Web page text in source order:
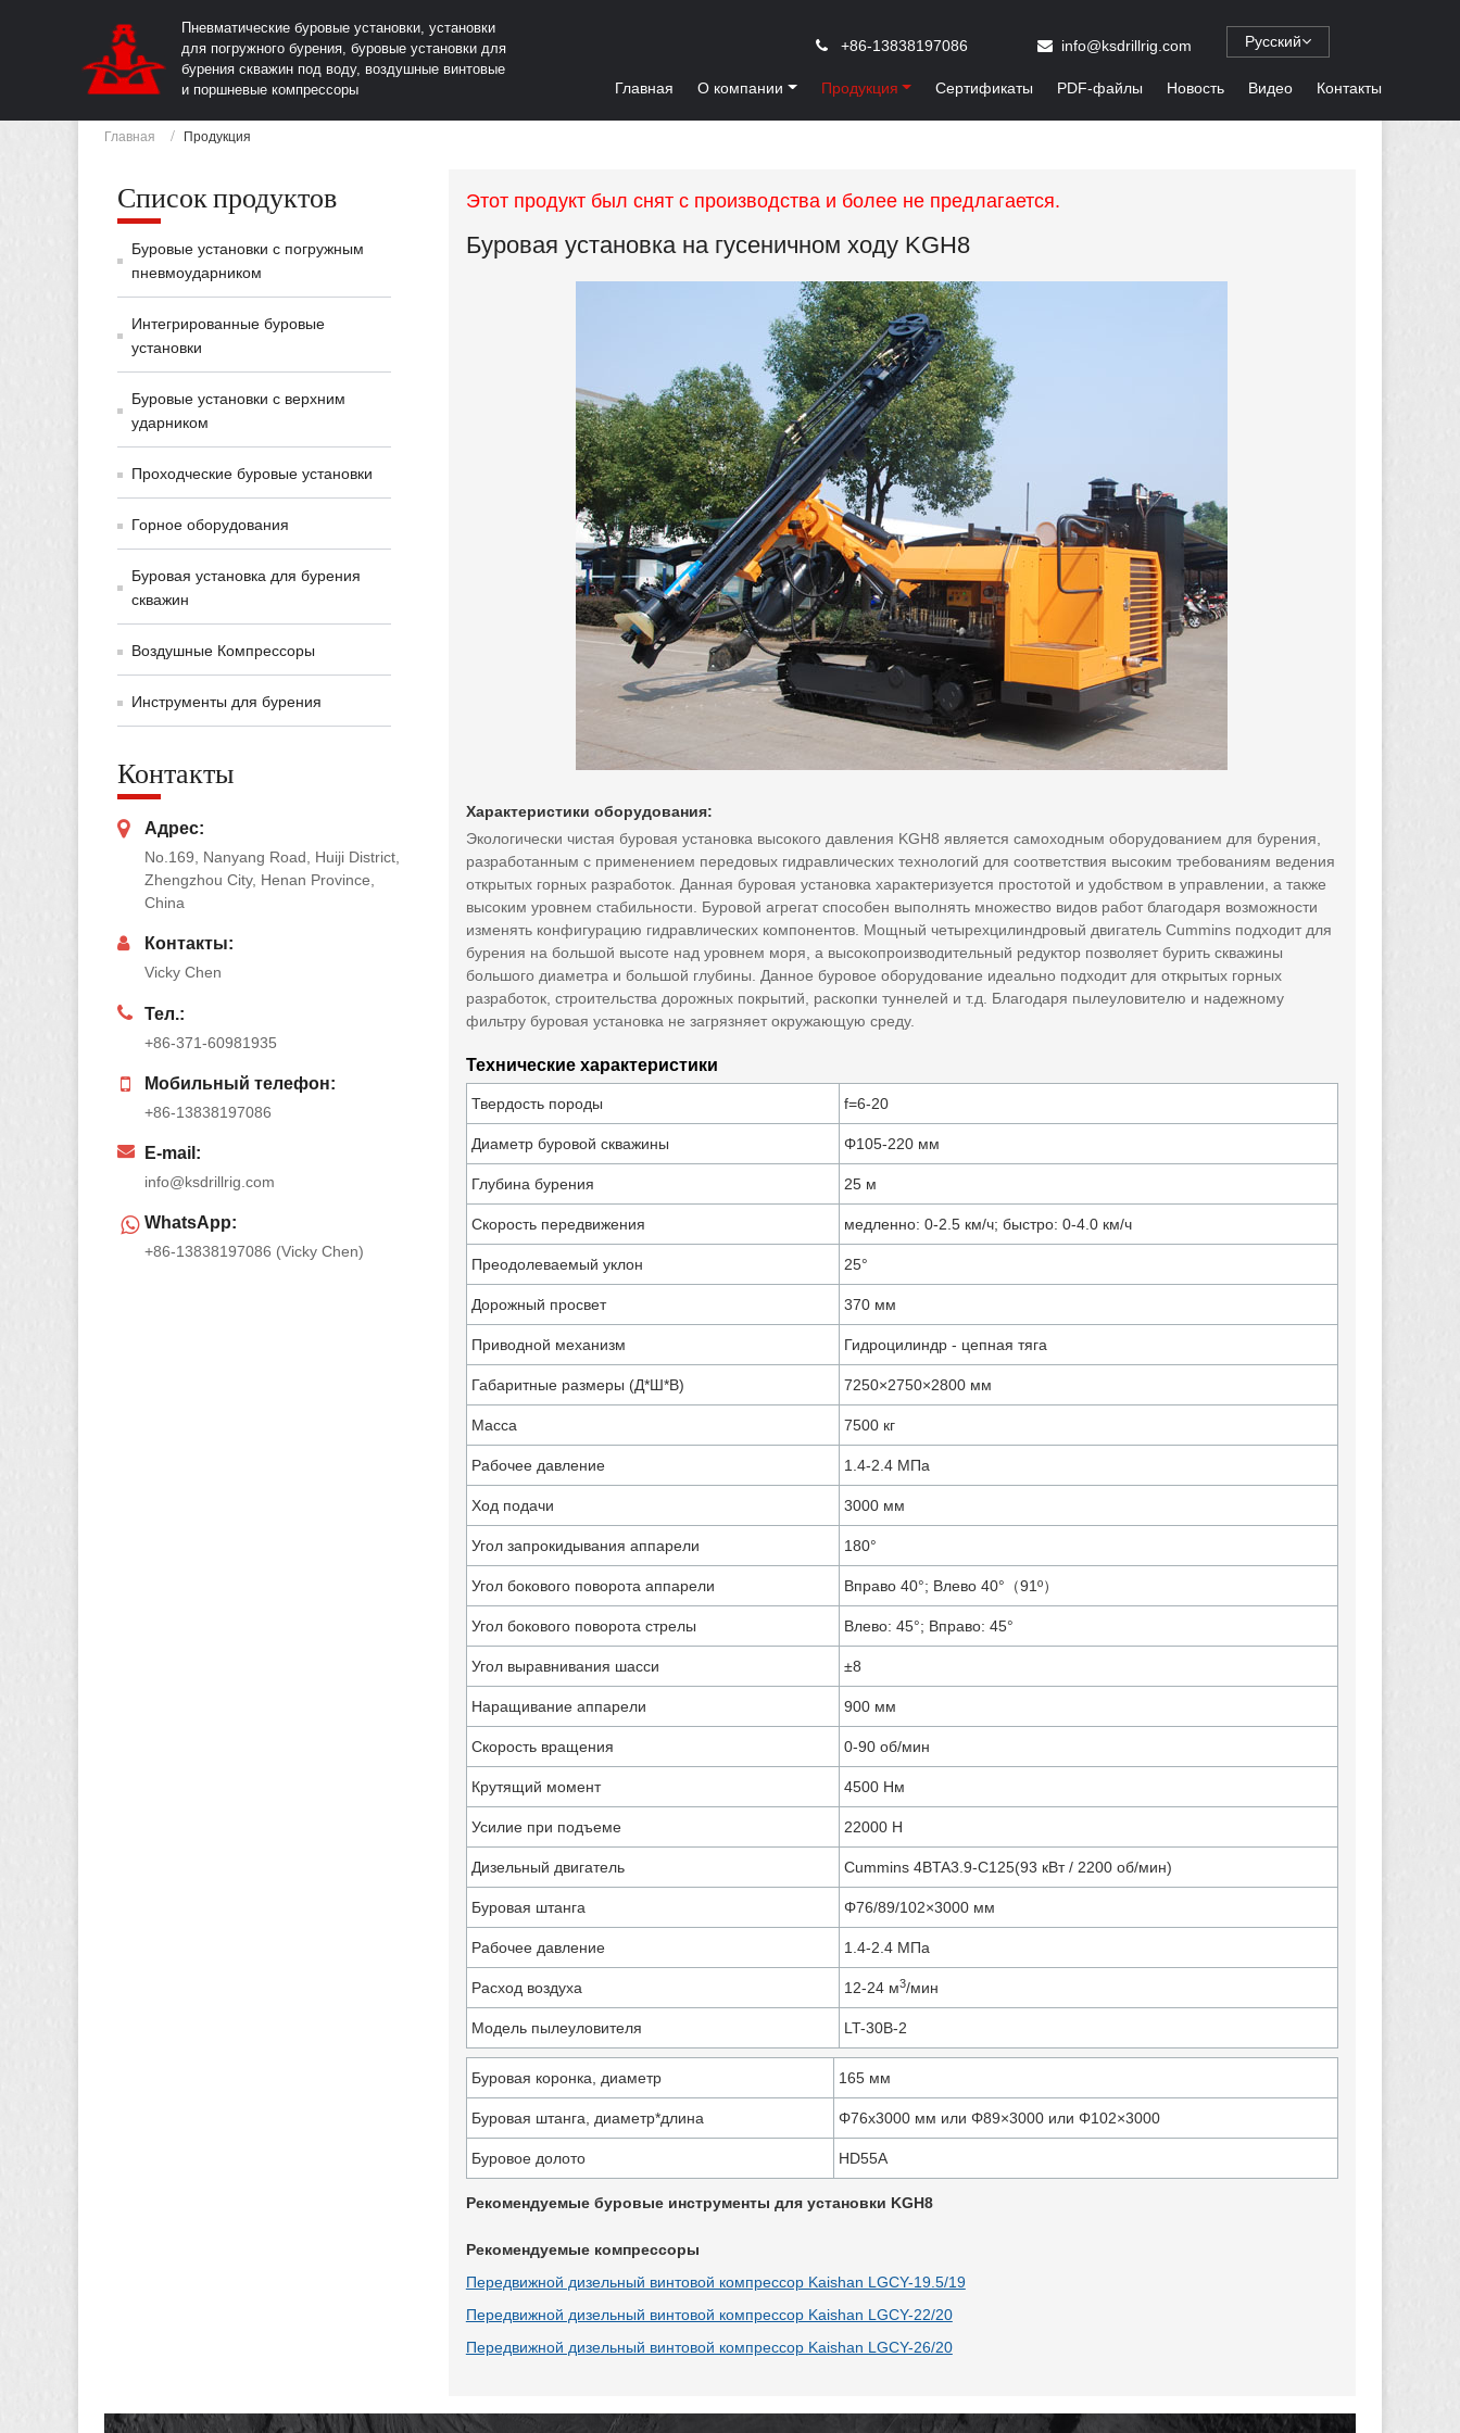
Пневматические буровые установки, установки
для погружного бурения, буровые установки для
бурения скважин под воду, воздушные винтовые
и поршневые компрессоры
Русский
+86-13838197086 info@ksdrillrig.com
Главная О компании Продукция Сертификаты PDF-файлы Новость Видео Контакты
Главная Продукция
Этот продукт был снят с производства и более не предлагается.
Буровая установка на гусеничном ходу KGH8
Характеристики оборудования:
Экологически чистая буровая установка высокого давления KGH8 является самоходным оборудованием для бурения,
разработанным с применением передовых гидравлических технологий для соответствия высоким требованиям ведения
открытых горных разработок. Данная буровая установка характеризуется простотой и удобством в управлении, а также
высоким уровнем стабильности. Буровой агрегат способен выполнять множество видов работ благодаря возможности
изменять конфигурацию гидравлических компонентов. Мощный четырехцилиндровый двигатель Cummins подходит для
бурения на большой высоте над уровнем моря, а высокопроизводительный редуктор позволяет бурить скважины
большого диаметра и большой глубины. Данное буровое оборудование идеально подходит для открытых горных
разработок, строительства дорожных покрытий, раскопки туннелей и т.д. Благодаря пылеуловителю и надежному
фильтру буровая установка не загрязняет окружающую среду.
Технические характеристики
Твердость породы f=6-20
Диаметр буровой скважины Φ105-220 мм
Глубина бурения 25 м
Скорость передвижения медленно: 0-2.5 км/ч; быстро: 0-4.0 км/ч
Преодолеваемый уклон 25°
Дорожный просвет 370 мм
Приводной механизм Гидроцилиндр - цепная тяга
Габаритные размеры (Д*Ш*В) 7250×2750×2800 мм
Масса 7500 кг
Рабочее давление 1.4-2.4 MПa
Ход подачи 3000 мм
Угол запрокидывания аппарели 180°
Угол бокового поворота аппарели Вправо 40°; Влево 40°（91º）
Угол бокового поворота стрелы Влево: 45°; Вправо: 45°
Угол выравнивания шасси ±8
Наращивание аппарели 900 мм
Скорость вращения 0-90 об/мин
Крутящий момент 4500 Нм
Усилие при подъеме 22000 Н
Дизельный двигатель Cummins 4BTA3.9-C125(93 кВт / 2200 об/мин)
Буровая штанга Φ76/89/102×3000 мм
Рабочее давление 1.4-2.4 MПa
Расход воздуха 12-24 м3/мин
Модель пылеуловителя LT-30B-2
Буровая коронка, диаметр 165 мм
Буровая штанга, диаметр*длина Φ76x3000 мм или Φ89×3000 или Φ102×3000
Буровое долото HD55A
Рекомендуемые буровые инструменты для установки KGH8
Рекомендуемые компрессоры
Передвижной дизельный винтовой компрессор Kaishan LGCY-19.5/19
Передвижной дизельный винтовой компрессор Kaishan LGCY-22/20
Передвижной дизельный винтовой компрессор Kaishan LGCY-26/20
Список продуктов
Буровые установки с погружным
пневмоударником
Интегрированные буровые
установки
Буровые установки с верхним
ударником
Проходческие буровые установки
Горное оборудования
Буровая установка для бурения
скважин
Воздушные Компрессоры
Инструменты для бурения
Контакты
Адрес:
No.169, Nanyang Road, Huiji District,
Zhengzhou City, Henan Province,
China
Контакты:
Vicky Chen
Тел.:
+86-371-60981935
Мобильный телефон:
+86-13838197086
E-mail:
info@ksdrillrig.com
WhatsApp:
+86-13838197086 (Vicky Chen)